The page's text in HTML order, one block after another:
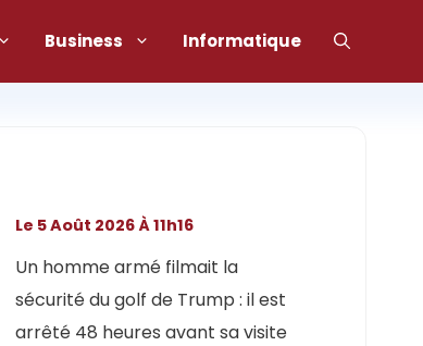
Business Informatique
Un homme armé filmait la
sécurité du golf de Trump : il est
arrêté 48 heures avant sa visite
Le 5 Août 2026 À 11h16